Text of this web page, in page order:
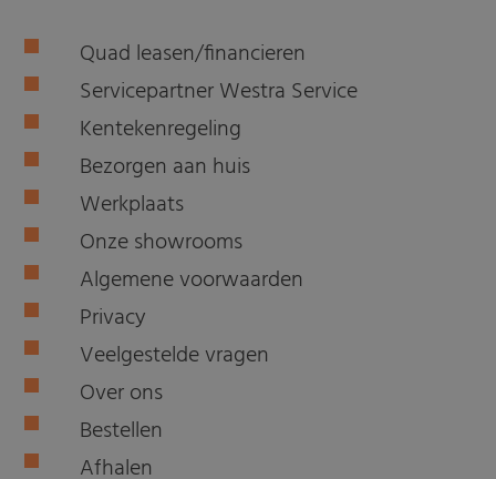
Quad leasen/financieren
Servicepartner Westra Service
Kentekenregeling
Bezorgen aan huis
Werkplaats
Onze showrooms
Algemene voorwaarden
Privacy
Veelgestelde vragen
Over ons
Bestellen
Afhalen